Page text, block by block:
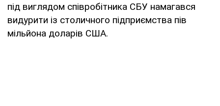
під виглядом співробітника СБУ намагався
видурити із столичного підприємства пів
мільйона доларів США.